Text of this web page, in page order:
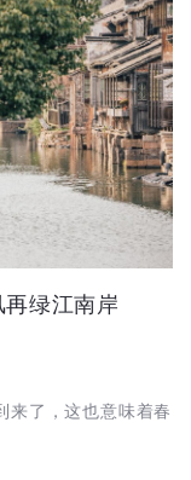
绿江南岸
来了，这也意味着春